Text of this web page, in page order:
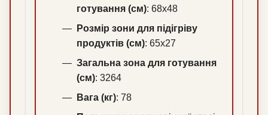
готування (см): 68х48
Розмір зони для підігріву
продуктів (см): 65х27
Загальна зона для готування
(см): 3264
Вага (кг): 78